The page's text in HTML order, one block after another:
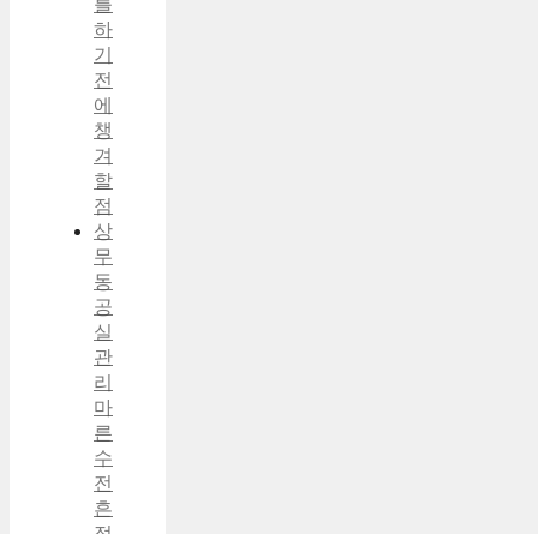
를
하
기
전
에
챙
겨
할
점
상
무
동
공
실
관
리
마
른
수
전
흔